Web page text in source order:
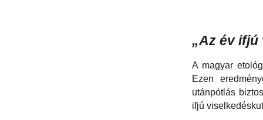
„Az év
A magyar
Ezen
utánpótlás
ifjú